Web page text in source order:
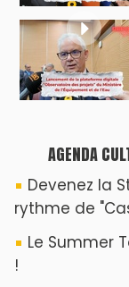
AGENDA
Devenez la
rythme de
Le Summer
!